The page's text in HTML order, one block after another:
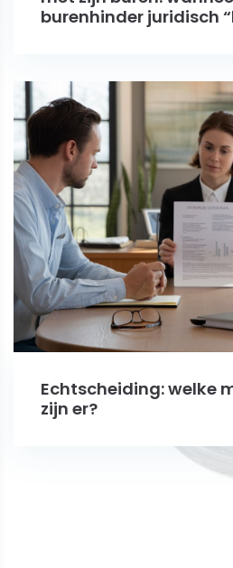
burenhinder juridisch
Echtscheiding: welke
zijn er?